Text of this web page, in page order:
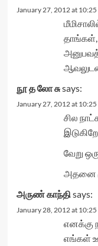
January 27, 2012 at 10:25
தாங்கள்,
நூ த லோ சுsays:
January 27, 2012 at 10:25
சில
வேறு
அதனை
அருண் காந்தி says:
January 28, 2012 at 10:25
எனக்கு
எங்கள்